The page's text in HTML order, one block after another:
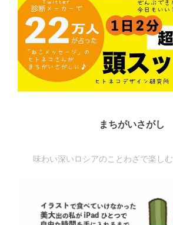
まちがいさがし
味わい深いロシアのことわざで楽し